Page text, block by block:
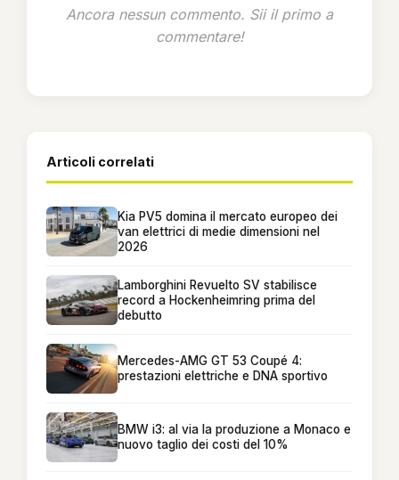
Ancora nessun commento. Sii il primo a
commentare!
Articoli correlati
Kia PV5 domina il mercato europeo dei
van elettrici di medie dimensioni nel
2026
Lamborghini Revuelto SV stabilisce
record a Hockenheimring prima del
debutto
Mercedes-AMG GT 53 Coupé 4:
prestazioni elettriche e DNA sportivo
BMW i3: al via la produzione a Monaco e
nuovo taglio dei costi del 10%